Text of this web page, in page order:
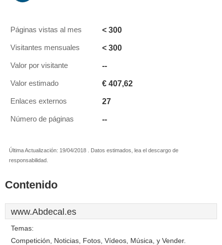
Páginas vistas al mes < 300
Visitantes mensuales < 300
Valor por visitante --
Valor estimado € 407,62
Enlaces externos 27
Número de páginas --
Última Actualización: 19/04/2018 . Datos estimados, lea el descargo de
responsabilidad.
Contenido
www.Abdecal.es
Temas:
Competición, Noticias, Fotos, Vídeos, Música, y Vender.